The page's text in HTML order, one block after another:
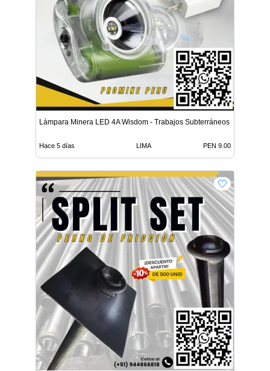
Lámpara Minera LED 4A Wisdom - Trabajos Subterráneos
Hace 5 días LIMA PEN 9.00